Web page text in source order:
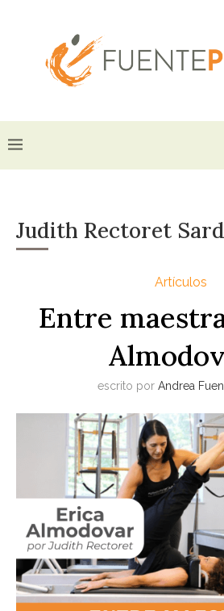
Judith Rectoret
Artículos
Entre
escrito por Andrea